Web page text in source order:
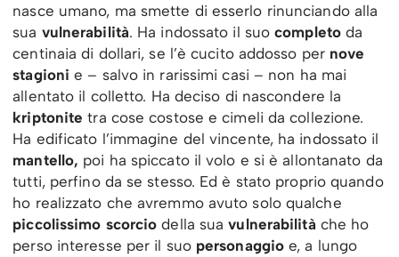
nasce umano, ma smette di esserlo rinunciando alla
sua vulnerabilità. Ha indossato il suocompletoda
centinaia di dollari, se l’è cucito addosso per nove
stagioni e – salvo in rarissimi casi – non ha mai
allentato il colletto. Ha deciso di nascondere la
kriptonite tra cose costose e cimeli da collezione.
Ha edificato l’immagine del vincente, ha indossato il
mantello, poi ha spiccato il volo e si è allontanato da
tutti, perfino da se stesso. Ed è stato proprio quando
ho realizzato che avremmo avuto solo qualche
piccolissimo scorciodella suavulnerabilità che ho
perso interesse per il suo personaggioe, a lungo